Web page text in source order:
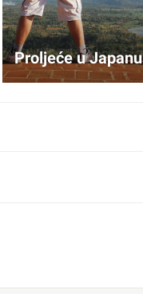
Proljeće u Japanu